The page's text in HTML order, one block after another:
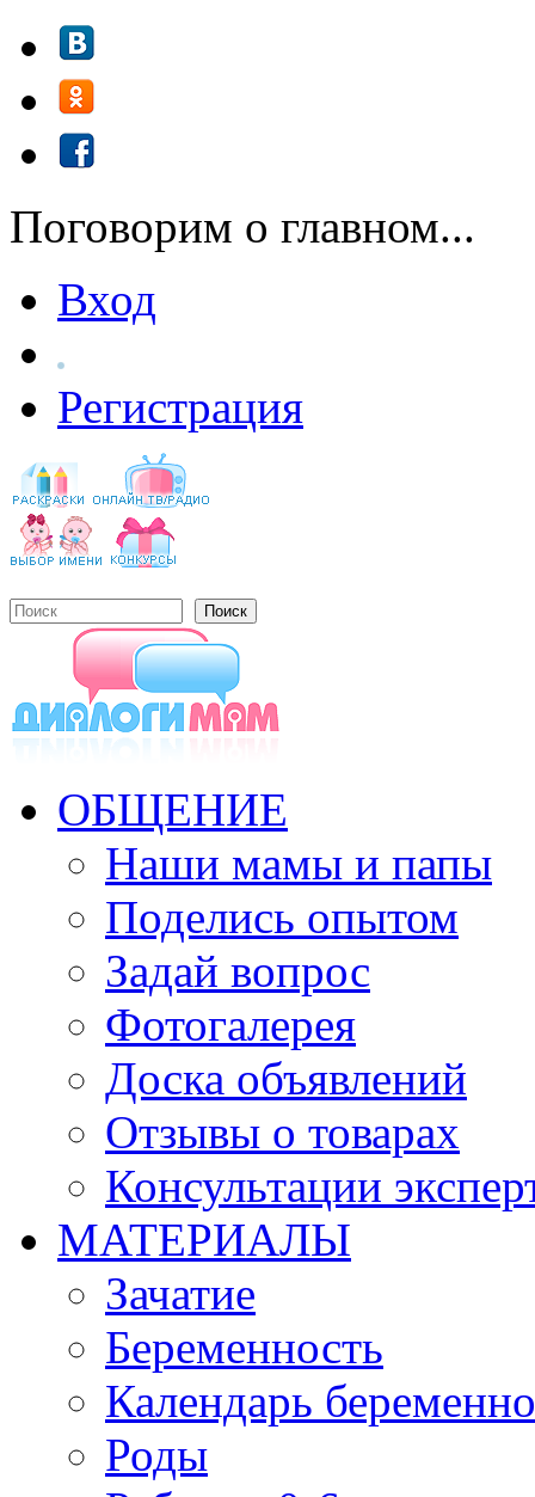
Перейти к основному содержанию
Поговорим о главном...
Вход
Регистрация
Форма поиска
ОБЩЕНИЕ
Наши мамы и папы
Поделись опытом
Задай вопрос
Фотогалерея
Доска объявлений
Отзывы о товарах
Консультации
МАТЕРИАЛЫ
Зачатие
Беременность
Календарь
Роды